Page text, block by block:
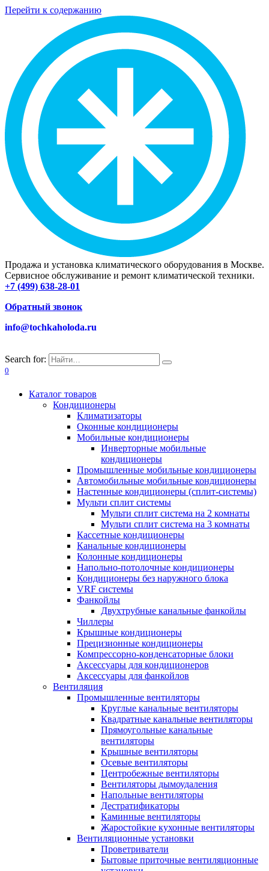
Перейти к содержанию
Продажа и установка климатического оборудования в Москве.
Сервисное обслуживание и ремонт климатической техники.
+7 (499) 638-28-01
Обратный звонок
info@tochkaholoda.ru
Search for:
0
Каталог товаров
Кондиционеры
Климатизаторы
Оконные кондиционеры
Мобильные кондиционеры
Инверторные мобильные
кондиционеры
Промышленные мобильные кондиционеры
Автомобильные мобильные кондиционеры
Настенные кондиционеры (сплит-системы)
Мульти сплит системы
Мульти сплит система на 2 комнаты
Мульти сплит система на 3 комнаты
Кассетные кондиционеры
Канальные кондиционеры
Колонные кондиционеры
Напольно-потолочные кондиционеры
Кондиционеры без наружного блока
VRF системы
Фанкойлы
Двухтрубные канальные фанкойлы
Чиллеры
Крышные кондиционеры
Прецизионные кондиционеры
Компрессорно-конденсаторные блоки
Аксессуары для кондиционеров
Аксессуары для фанкойлов
Вентиляция
Промышленные вентиляторы
Круглые канальные вентиляторы
Квадратные канальные вентиляторы
Прямоугольные канальные
вентиляторы
Крышные вентиляторы
Осевые вентиляторы
Центробежные вентиляторы
Вентиляторы дымоудаления
Напольные вентиляторы
Дестратификаторы
Каминные вентиляторы
Жаростойкие кухонные вентиляторы
Вентиляционные установки
Проветриватели
Бытовые приточные вентиляционные